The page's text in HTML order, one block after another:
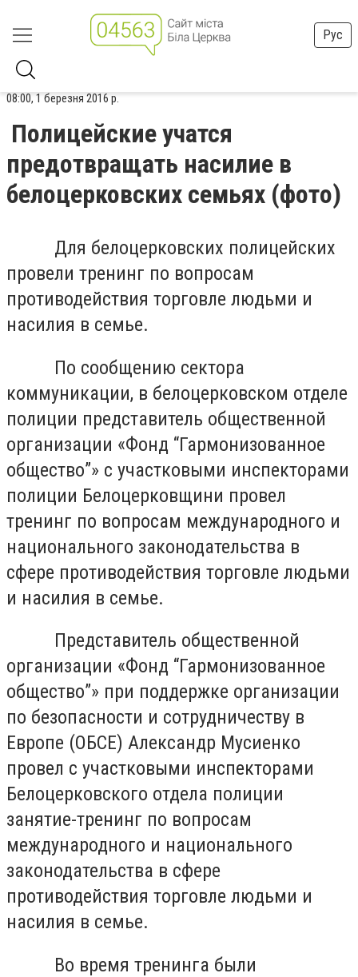
Рус
08:00, 1 березня 2016 р.
Полицейские учатся
предотвращать насилие в
белоцерковских семьях (фото)
Для белоцерковских полицейских
провели тренинг по вопросам
противодействия торговле людьми и
насилия в семье.
По сообщению сектора
коммуникации, в белоцерковском отделе
полиции представитель общественной
организации «Фонд “Гармонизованное
общество”» с участковыми инспекторами
полиции Белоцерковщини провел
тренинг по вопросам международного и
национального законодательства в
сфере противодействия торговле людьми
и насилия в семье.
Представитель общественной
организации «Фонд “Гармонизованное
общество”» при поддержке организации
по безопасности и сотрудничеству в
Европе (ОБСЕ) Александр Мусиенко
провел с участковыми инспекторами
Белоцерковского отдела полиции
занятие-тренинг по вопросам
международного и национального
законодательства в сфере
противодействия торговле людьми и
насилия в семье.
Во время тренинга были